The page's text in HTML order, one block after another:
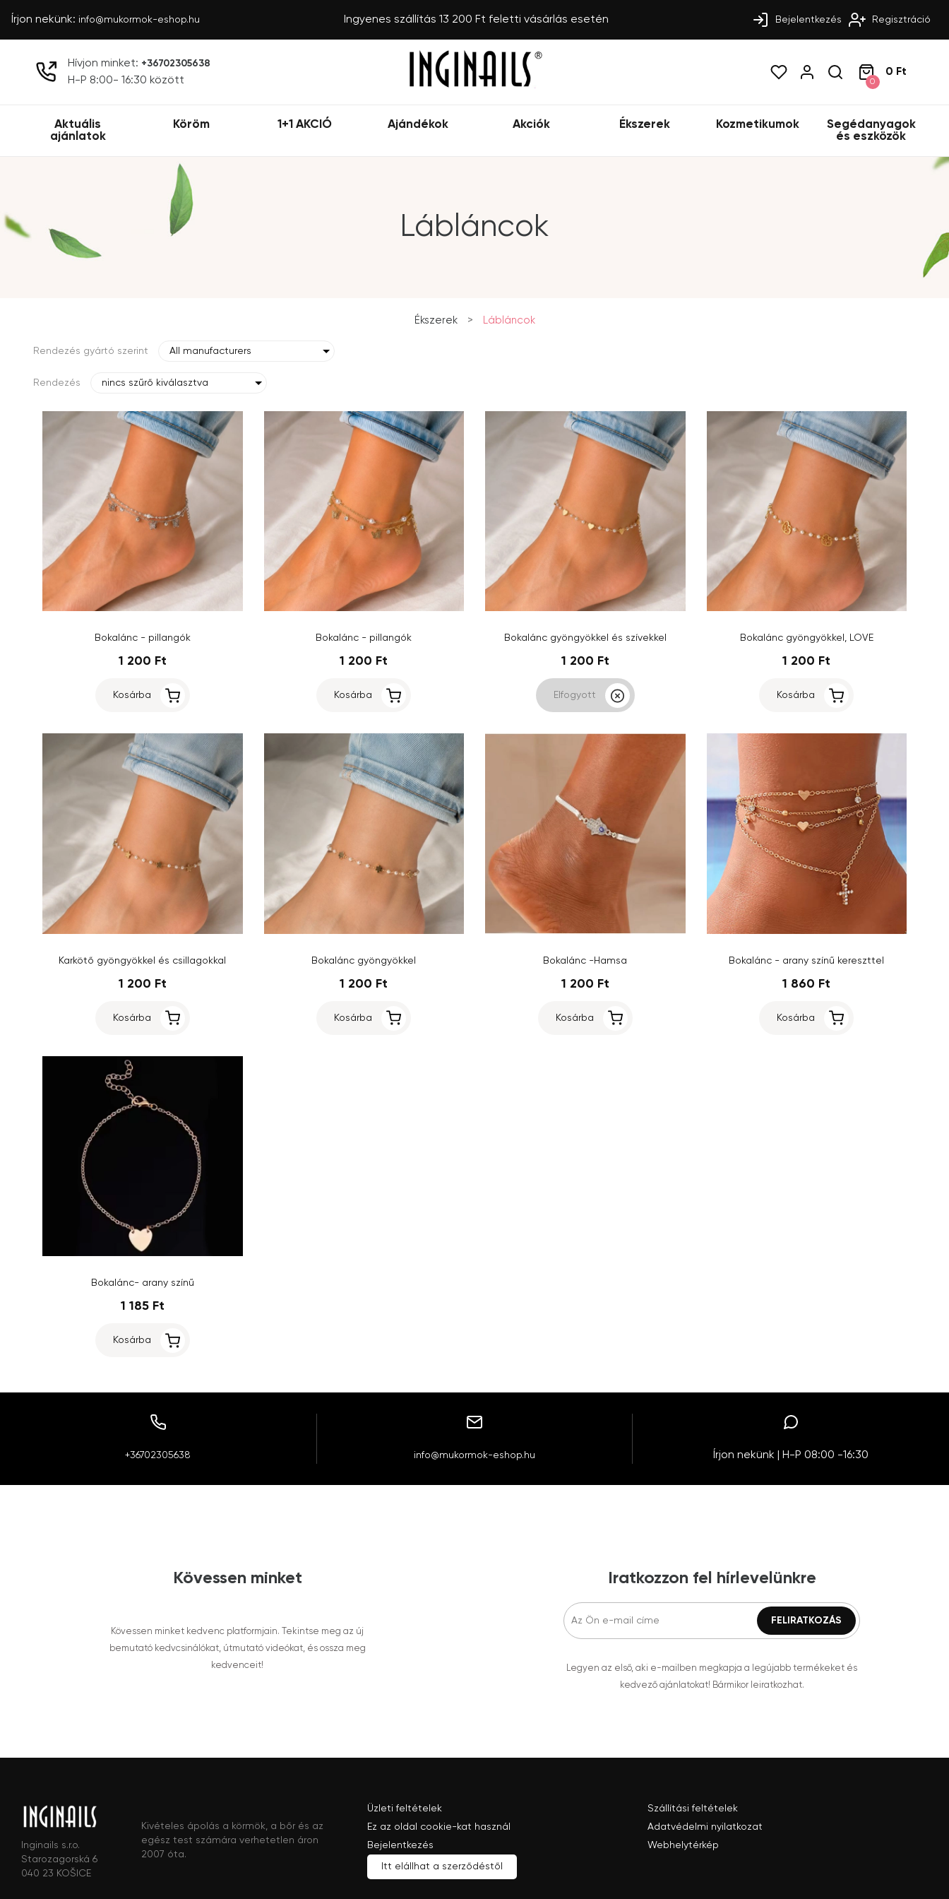
Írjon nekünk: info@mukormok-eshop.hu Ingyenes szállítás 13 200 Ft feletti vásárlás esetén Bejelentkezés Regisztráció
Hívjon minket: +36702305638
H-P 8:00- 16:30 között 0
0 Ft
Aktuális
ajánlatok
Köröm 1+1 AKCIÓ Ajándékok Akciók Ékszerek Kozmetikumok
Segédanyagok
és eszközök
Lábláncok
Ékszerek > Lábláncok
Rendezés gyártó szerint All manufacturers
Rendezés nincs szűrő kiválasztva
Bokalánc - pillangók
1 200 Ft
Kosárba
Bokalánc - pillangók
1 200 Ft
Kosárba
Bokalánc gyöngyökkel és szívekkel
1 200 Ft
Elfogyott
Bokalánc gyöngyökkel, LOVE
1 200 Ft
Kosárba
Karkötő gyöngyökkel és csillagokkal
1 200 Ft
Kosárba
Bokalánc gyöngyökkel
1 200 Ft
Kosárba
Bokalánc -Hamsa
1 200 Ft
Kosárba
Bokalánc - arany színű kereszttel
1 860 Ft
Kosárba
Bokalánc- arany színű
1 185 Ft
Kosárba
+36702305638 info@mukormok-eshop.hu Írjon nekünk | H-P 08:00 -16:30
Kövessen minket
Kövessen minket kedvenc platformjain. Tekintse meg az új
bemutató kedvcsinálókat, útmutató videókat, és ossza meg
kedvenceit!
Iratkozzon fel hírlevelünkre
Legyen az első, aki e-mailben megkapja a legújabb termékeket és
kedvező ajánlatokat! Bármikor leiratkozhat.
Inginails s.r.o.
Starozagorská 6
040 23 KOŠICE
Kivételes ápolás a körmök, a bőr és az
egész test számára verhetetlen áron
2007 óta.
Üzleti feltételek
Szállítási feltételek
Ez az oldal cookie-kat használ
Adatvédelmi nyilatkozat
Bejelentkezés
Webhelytérkép
Itt elállhat a szerződéstől